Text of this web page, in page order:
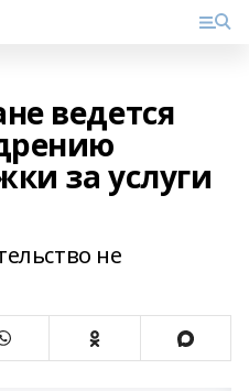
ведется
за услуги
не